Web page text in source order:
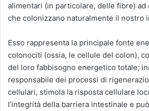
alimentari (in particolare, delle fibre) ad
che colonizzano naturalmente il nostro
Esso rappresenta la principale fonte
colonociti (ossia, le cellule del colon),
del loro fabbisogno energetico totale;
responsabile dei processi di
cellulari, stimola la risposta cellulare
l’integrità della barriera intestinale e